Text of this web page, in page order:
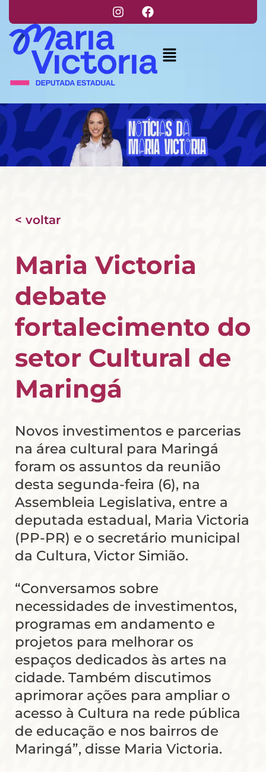
< voltar
Maria Victoria
debate
fortalecimento do
setor Cultural de
Maringá
Novos investimentos e parcerias
na área cultural para Maringá
foram os assuntos da reunião
desta segunda-feira (6), na
Assembleia Legislativa, entre a
deputada estadual, Maria Victoria
(PP-PR) e o secretário municipal
da Cultura, Victor Simião.
“Conversamos sobre
necessidades de investimentos,
programas em andamento e
projetos para melhorar os
espaços dedicados às artes na
cidade. Também discutimos
aprimorar ações para ampliar o
acesso à Cultura na rede pública
de educação e nos bairros de
Maringá”, disse Maria Victoria.